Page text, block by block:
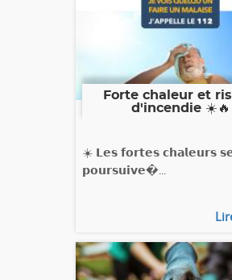
Forte chaleur et
d'incendie ☀️🔥
☀️ 𝗟𝗲𝘀 𝗳𝗼𝗿𝘁𝗲𝘀 𝗰𝗵𝗮𝗹𝗲𝘂𝗿𝘀
𝗽𝗼𝘂𝗿𝘀𝘂𝗶𝘃𝗲�...